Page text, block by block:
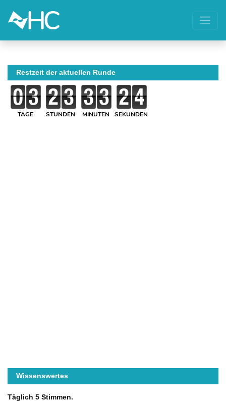
Restzeit der aktuellen Runde
TAGE STUNDEN MINUTEN SEKUNDEN
Wissenswertes
Täglich 5 Stimmen.